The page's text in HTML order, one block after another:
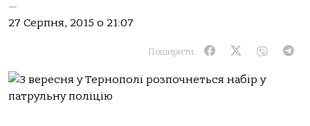
—
27 Серпня, 2015 о 21:07
Поширити: